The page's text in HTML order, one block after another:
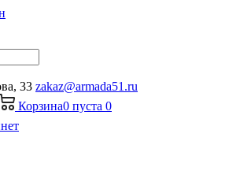
33 zakaz@armada51.ru
Корзина0 пуста 0